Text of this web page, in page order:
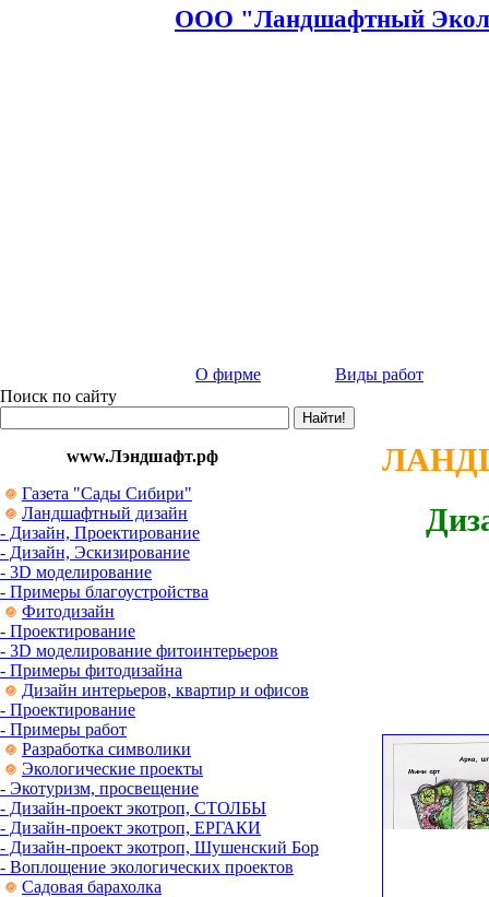
ООО "Ландшафтный
О фирме
Виды работ
Поиск по сайту
www.Лэндшафт.рф
Газета "Сады Сибири"
Ландшафтный дизайн
- Дизайн, Проектирование
- Дизайн, Эскизирование
- 3D моделирование
- Примеры благоустройства
Фитодизайн
- Проектирование
- 3D моделирование фитоинтерьеров
- Примеры фитодизайна
Дизайн интерьеров, квартир и офисов
- Проектирование
- Примеры работ
Разработка символики
Экологические проекты
- Экотуризм, просвещение
- Дизайн-проект экотроп, СТОЛБЫ
- Дизайн-проект экотроп, ЕРГАКИ
- Дизайн-проект экотроп, Шушенский Бор
- Воплощение экологических проектов
Садовая барахолка